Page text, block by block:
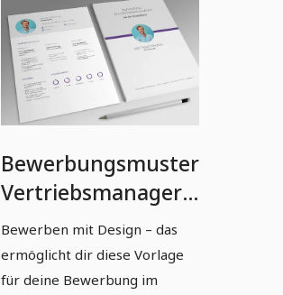
Bewerbungsmuster
Vertriebsmanager
(m/w/d) in Lila
Bewerben mit Design – das
ermöglicht dir diese Vorlage
für deine Bewerbung im